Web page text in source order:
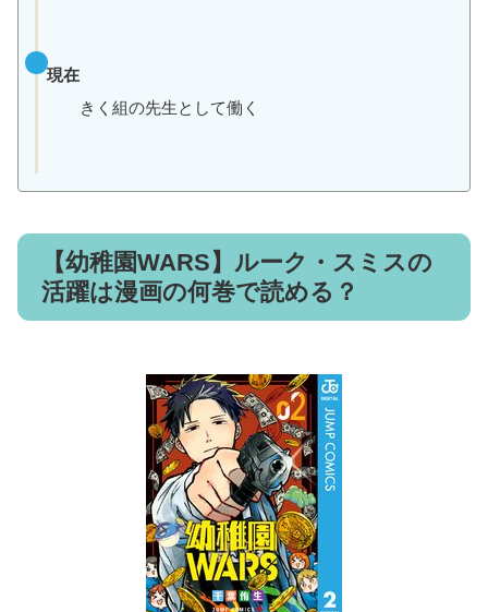
現在
きく組の先生として働く
【幼稚園WARS】ルーク・スミスの
活躍は漫画の何巻で読める？